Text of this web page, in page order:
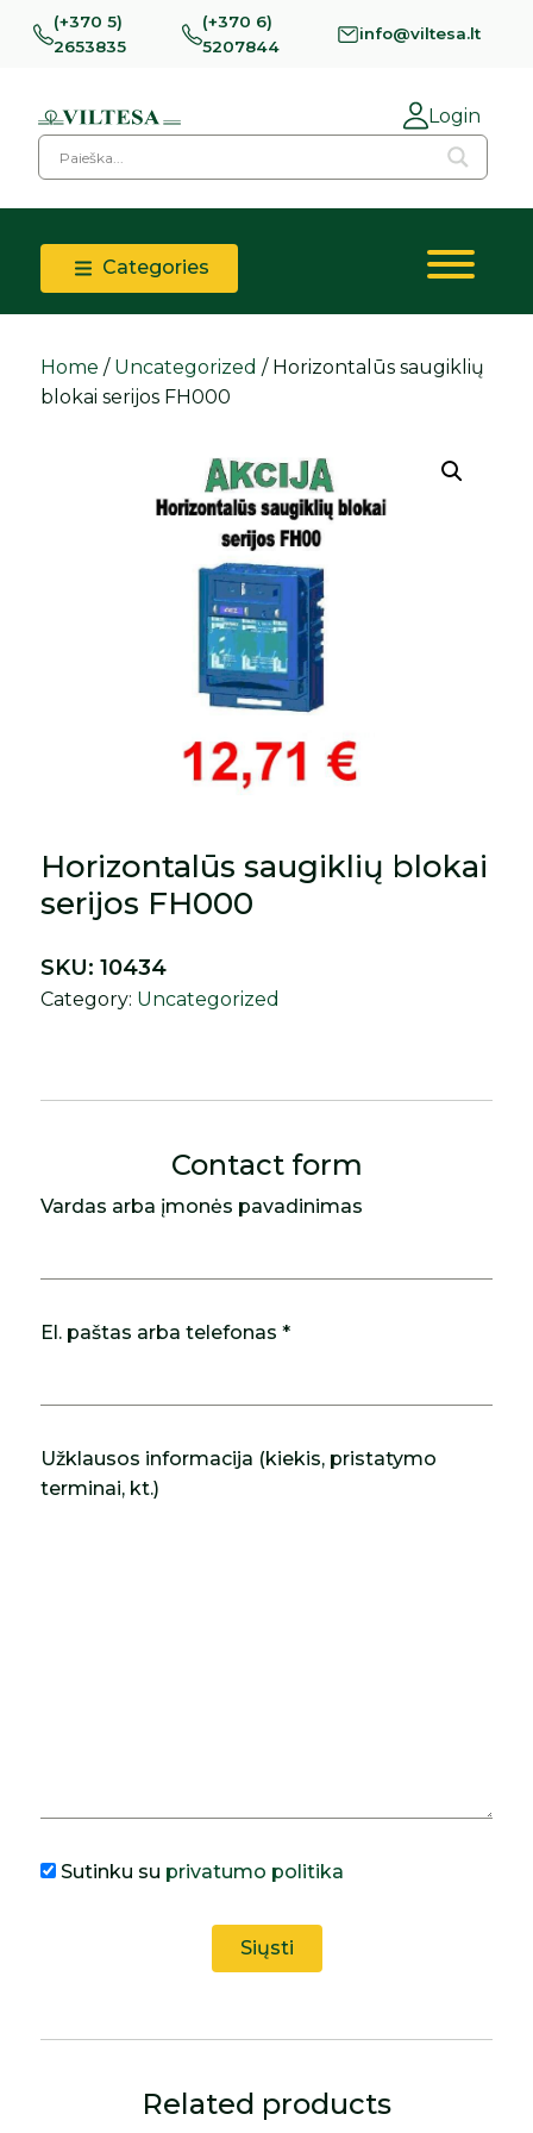
(+370 5)
2653835
(+370 6)
5207844
info@viltesa.lt
Login
Categories
Home / Uncategorized / Horizontalūs saugiklių
blokai serijos FH000
Horizontalūs saugiklių blokai
serijos FH000
SKU:10434
Category: Uncategorized
Contact form
Vardas arba įmonės pavadinimas
El. paštas arba telefonas *
Užklausos informacija (kiekis, pristatymo
terminai, kt.)
Sutinku su privatumo politika
Related products